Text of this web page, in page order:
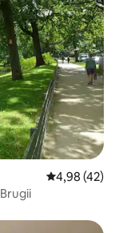
Średnia
4,98 (42)